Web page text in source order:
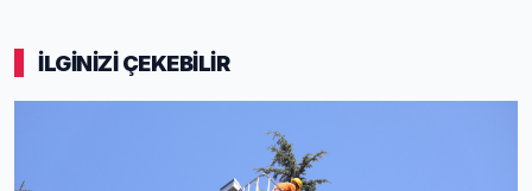
İLGİNİZİ ÇEKEBİLİR